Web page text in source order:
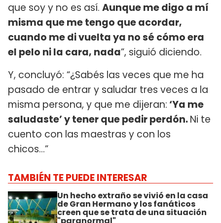
que soy y no es así. Aunque me digo a mí
misma que me tengo que acordar,
cuando me di vuelta ya no sé cómo era
el pelo ni la cara, nada”, siguió diciendo.
Y, concluyó: “¿Sabés las veces que me ha
pasado de entrar y saludar tres veces a la
misma persona, y que me dijeran: ‘Ya me
saludaste’ y tener que pedir perdón.Ni te
cuento con las maestras y con los
chicos...”
TAMBIÉN TE PUEDE INTERESAR
Un hecho extraño se vivió en la casa
de Gran Hermano y los fanáticos
creen que se trata de una situación
"paranormal"